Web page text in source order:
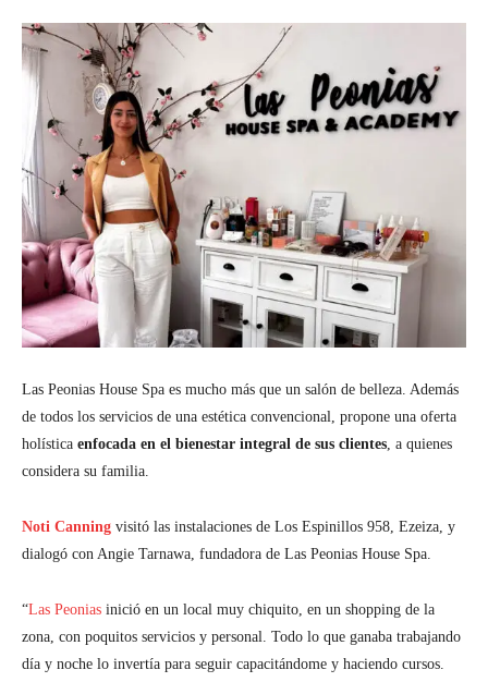
Las Peonias House Spa es mucho más que un salón de belleza. Además
de todos los servicios de una estética convencional, propone una oferta
holística enfocada en el bienestar integral de sus clientes , a quienes
considera su familia.
Noti Canning visitó las instalaciones de Los Espinillos 958, Ezeiza, y
dialogó con Angie Tarnawa, fundadora de Las Peonias House Spa.
“Las Peonias inició en un local muy chiquito, en un shopping de la
zona, con poquitos servicios y personal. Todo lo que ganaba trabajando
día y noche lo invertía para seguir capacitándome y haciendo cursos.